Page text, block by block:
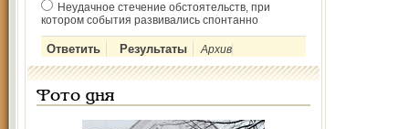
Неудачное стечение обстоятельств, при
котором события развивались спонтанно
Архив
Фото дня